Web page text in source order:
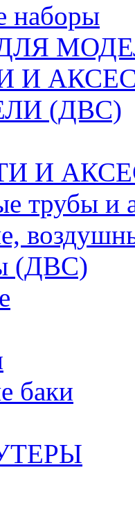
наборы
И
(ДВС)
И
трубы и
(ДВС)
баки